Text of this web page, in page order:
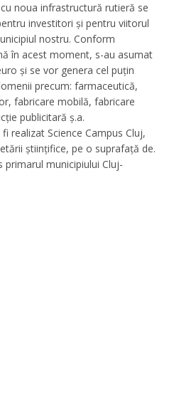
noua infrastructură rutieră se
investitori și pentru viitorul
nostru. Conform
în acest moment, s-au asumat
și se vor genera cel puțin
precum: farmaceutică,
fabricare mobilă, fabricare
publicitară ș.a.
realizat Science Campus Cluj,
științifice, pe o suprafață de.
primarul municipiului Cluj-